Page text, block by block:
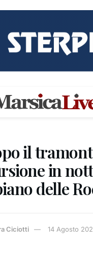
il
in
delle
Ciciotti 14 Agosto